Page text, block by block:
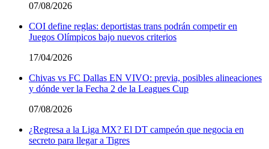
07/08/2026
COI define reglas: deportistas trans podrán competir en
Juegos Olímpicos bajo nuevos criterios
17/04/2026
Chivas vs FC Dallas EN VIVO: previa, posibles alineaciones
y dónde ver la Fecha 2 de la Leagues Cup
07/08/2026
¿Regresa a la Liga MX? El DT campeón que negocia en
secreto para llegar a Tigres